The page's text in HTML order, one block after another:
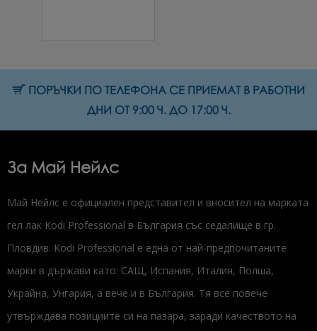
ПОРЪЧКИ ПО ТЕЛЕФОНА СЕ ПРИЕМАТ В РАБОТНИ
ДНИ ОТ 9:00 Ч. ДО 17:00 Ч.
За Май Нейлс
Май Нейлс е официален представител и вносител на марката
гел лак Kodi Professional в България със седалище в гр.
Пловдив. Kodi Professional е една от най-предпочитаните
марки в държави като: САЩ, Испания, Италия, Полша,
Украйна, Унгария, а вече и в България. Тя все повече
утвърждава позициите си на пазара, заради качеството на